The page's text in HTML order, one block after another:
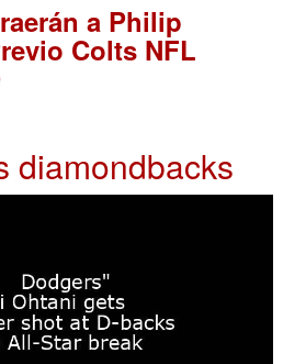
a Philip
Colts NFL
diamondbacks